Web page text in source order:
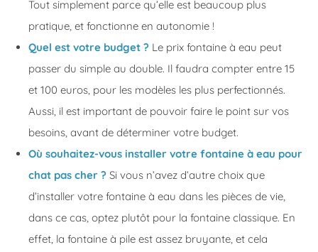
Tout simplement parce qu’elle est beaucoup plus
pratique, et fonctionne en autonomie !
Quel est votre budget ? Le prix fontaine à eau peut
passer du simple au double. Il faudra compter entre 15
et 100 euros, pour les modèles les plus perfectionnés.
Aussi, il est important de pouvoir faire le point sur vos
besoins, avant de déterminer votre budget.
Où souhaitez-vous installer votre fontaine à eau pour
chat pas cher ? Si vous n’avez d’autre choix que
d’installer votre fontaine à eau dans les pièces de vie,
dans ce cas, optez plutôt pour la fontaine classique. En
effet, la fontaine à pile est assez bruyante, et cela